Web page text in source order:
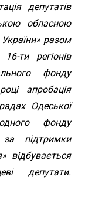
депутатів
обласною
разом
ти регіонів
фонду
апробація
Одеської
фонду
підтримки
відбувається
депутати.